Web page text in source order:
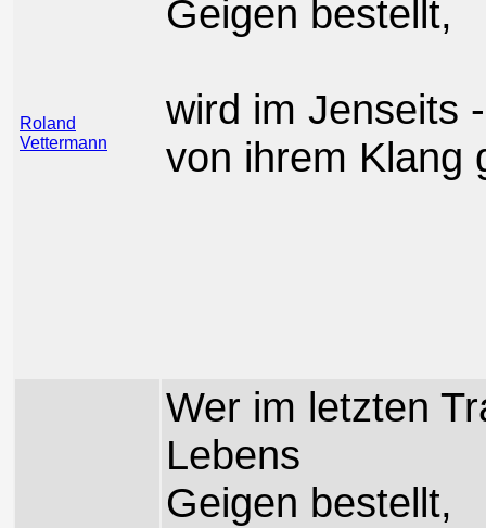
Roland
Vettermann
Geigen bestellt,
wird im Jenseits
von ihrem Klang
Wer im letzten
Lebens
Geigen bestellt,